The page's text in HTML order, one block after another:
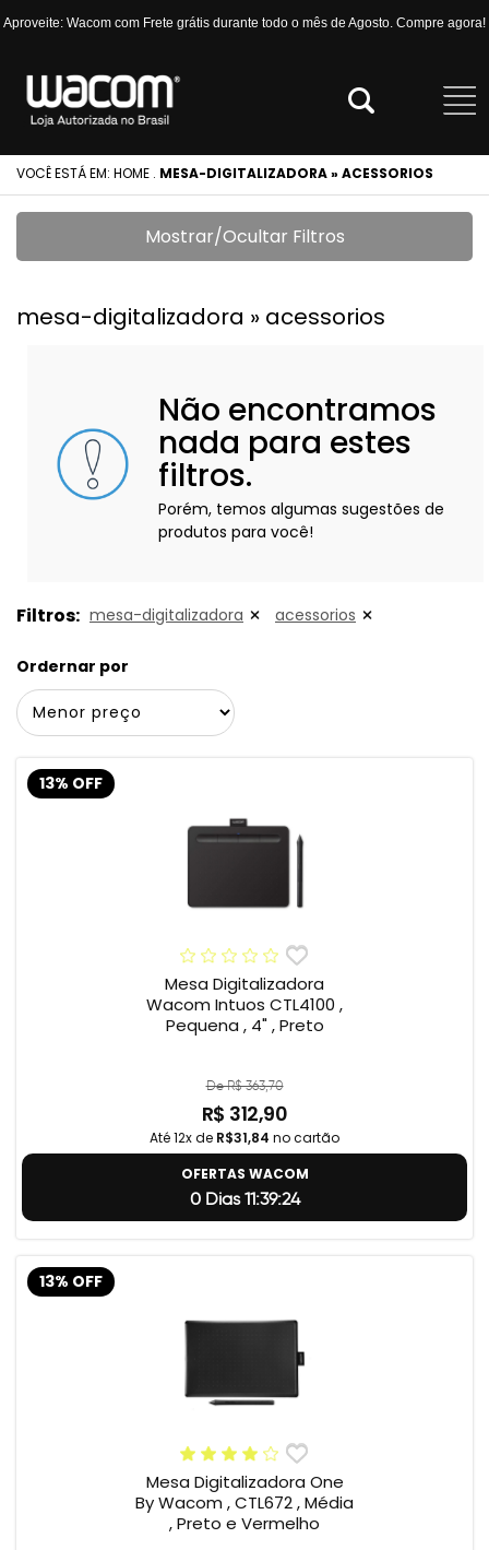
Aproveite: Wacom com Frete grátis durante todo o mês de Agosto. Compre agora!
VOCÊ ESTÁ EM: HOME . MESA-DIGITALIZADORA » ACESSORIOS
Mostrar/Ocultar Filtros
mesa-digitalizadora » acessorios
Não encontramos
nada para estes
filtros.
Porém, temos algumas sugestões de
produtos para você!
Filtros: mesa-digitalizadora acessorios
Ordernar por
13% OFF
Mesa Digitalizadora
Wacom Intuos CTL4100 ,
Pequena , 4" , Preto
De R$ 363,70
R$ 312,90
Até 12x de R$31,84 no cartão
OFERTAS WACOM
0 Dias 11:39:23
13% OFF
Mesa Digitalizadora One
By Wacom , CTL672 , Média
, Preto e Vermelho